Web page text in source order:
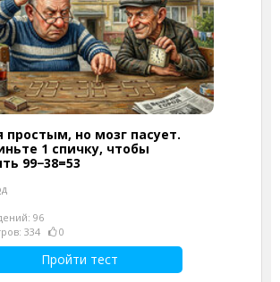
простым, но мозг пасует.
1 спичку, чтобы
99−38=53
96
334
0
Пройти тест